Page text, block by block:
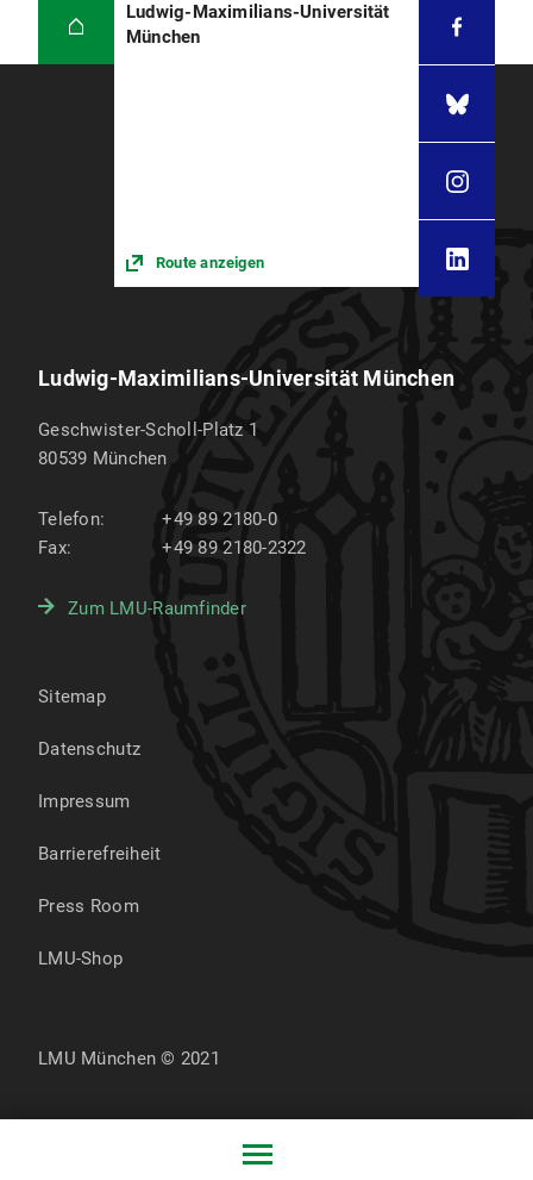
Ludwig-Maximilians-Universität
München
Route anzeigen
Ludwig-Maximilians-Universität München
Geschwister-Scholl-Platz 1
80539 München
Telefon:
+49 89 2180-0
Fax:
+49 89 2180-2322
Zum LMU-Raumfinder
Sitemap
Datenschutz
Impressum
Barrierefreiheit
Press Room
LMU-Shop
LMU München © 2021